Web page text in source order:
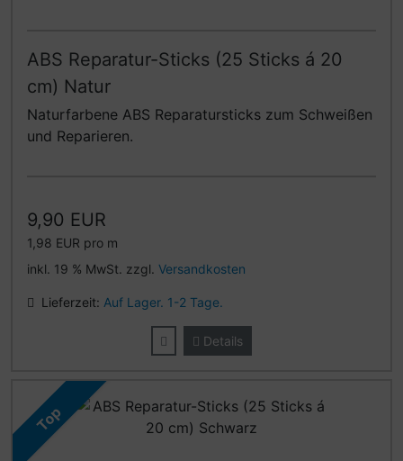
ABS Reparatur-Sticks (25 Sticks á 20
cm) Natur
Naturfarbene ABS Reparatursticks zum Schweißen
und Reparieren.
9,90 EUR
1,98 EUR pro m
inkl. 19 % MwSt. zzgl. Versandkosten
Lieferzeit: Auf Lager. 1-2 Tage.
Details
Top